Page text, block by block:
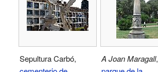
Sepultura Carbó,
A Joan Maragall,